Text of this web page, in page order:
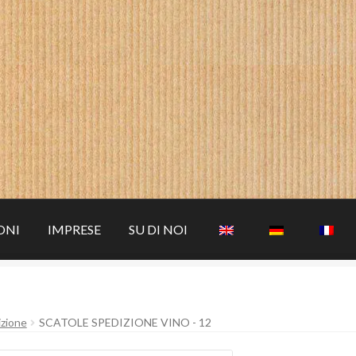
IMPRESE SU DI NOI
SCATOLE SPEDIZIONE VINO - 12